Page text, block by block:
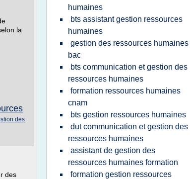
la
des
des
humaines
bts assistant gestion ressources
humaines
gestion des ressources humaines
bac
bts communication et gestion des
ressources humaines
formation ressources humaines
cnam
bts gestion ressources humaines
dut communication et gestion des
ressources humaines
assistant de gestion des
ressources humaines formation
formation gestion ressources